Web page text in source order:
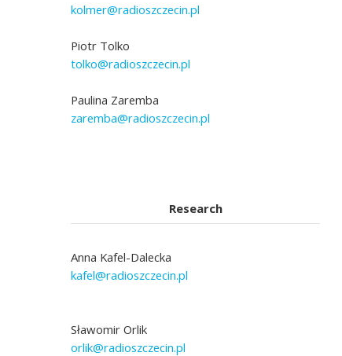
kolmer@radioszczecin.pl
Piotr Tolko
tolko@radioszczecin.pl
Paulina Zaremba
zaremba@radioszczecin.pl
Research
Anna Kafel-Dalecka
kafel@radioszczecin.pl
Sławomir Orlik
orlik@radioszczecin.pl